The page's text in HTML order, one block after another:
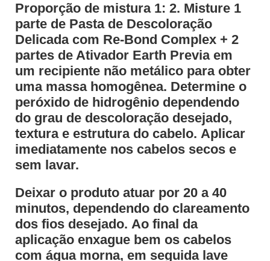
Proporção de mistura 1: 2. Misture 1
parte de Pasta de Descoloração
Delicada com Re-Bond Complex + 2
partes de Ativador Earth Previa em
um recipiente não metálico para obter
uma massa homogênea. Determine o
peróxido de hidrogênio dependendo
do grau de descoloração desejado,
textura e estrutura do cabelo. Aplicar
imediatamente nos cabelos secos e
sem lavar.
Deixar o produto atuar por 20 a 40
minutos, dependendo do clareamento
dos fios desejado. Ao final da
aplicação enxague bem os cabelos
com água morna, em seguida lave